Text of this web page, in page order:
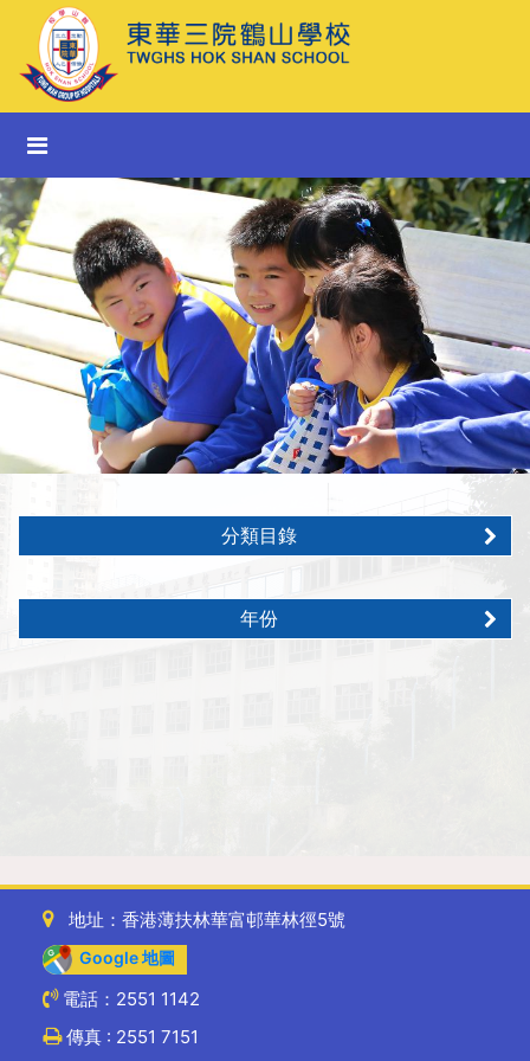
分類目錄
年份
地址：香港薄扶林華富邨華林徑5號
Google 地圖
電話：2551 1142
傳真 : 2551 7151